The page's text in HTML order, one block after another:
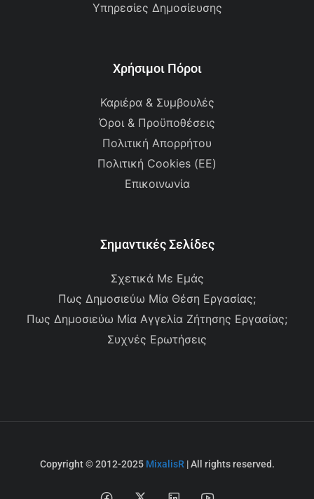
Υπηρεσίες Δημοσίευσης
Χρήσιμοι Πόροι
Καριέρα & Συμβουλές
Όροι & Προϋποθέσεις
Πολιτική Απορρήτου
Πολιτική Cookies (ΕΕ)
Επικοινωνία
Σημαντικές Σελίδες
Σχετικά Με Εμάς
Πως Δημοσιεύω Μία Θέση Εργασίας;
Πως Δημοσιεύω Μία Αγγελία Ζήτησης Εργασίας;
Συχνές Ερωτήσεις
Copyright © 2012-2025 MixalisR | All rights reserved.